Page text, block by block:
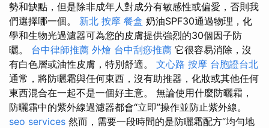
勢和缺點，但是除非成年人對成分有敏感性或偏愛，否則我
們選擇哪一個。 新北 按摩 餐盒 奶油SPF30通過物理，化
學和生物光過濾器可為您的皮膚提供強烈的30個因子防
曬。 台中律師推薦 外燴 台中刮痧推薦 它很容易消除，沒
有白色層或油性皮膚，特別舒適。 文心路 按摩 台胞證台北
通常，將防曬霜與任何東西，沒有助推器，化妝或其他任何
東西混合在一起不是一個好主意。 無論使用什麼防曬霜，
防曬霜中的紫外線過濾器都會“立即”操作並防止紫外線。
seo services 然而，需要一段時間的是防曬霜配方“均勻地